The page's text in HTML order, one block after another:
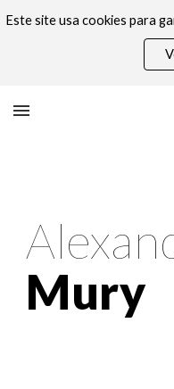
Skip to main content
Mury